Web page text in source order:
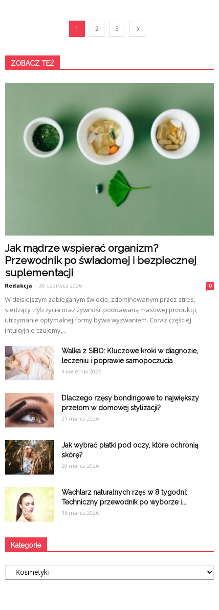
1 2 3
ZOBACZ TEŻ
Jak mądrze wspierać organizm?
Przewodnik po świadomej i bezpiecznej
suplementacji
Redakcja - 30 czerwca 2026 0
W dzisiejszym zabieganym świecie, zdominowanym przez stres,
siedzący tryb życia oraz żywność poddawaną masowej produkcji,
utrzymanie optymalnej formy bywa wyzwaniem. Coraz częściej
intuicyjnie czujemy,...
Walka z SIBO: Kluczowe kroki w diagnozie,
leczeniu i poprawie samopoczucia
4 kwietnia 2026
Dlaczego rzęsy bondingowe to największy
przełom w domowej stylizacji?
21 marca 2026
Jak wybrać płatki pod oczy, które ochronią
skórę?
20 marca 2026
Wachlarz naturalnych rzęs w 8 tygodni:
Techniczny przewodnik po wyborze i...
16 marca 2026
Kategorie
Kategorie